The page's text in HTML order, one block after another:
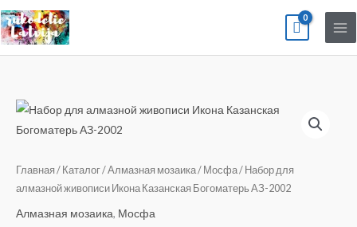
Перейти
к
содержимому
Главная / Каталог/Алмазная мозаика/ Мосфа/ Набор для
алмазной живописи Икона Казанская Богоматерь АЗ-2002
Алмазная мозаика, Мосфа
Количество
товара
для
алмазной
живописи